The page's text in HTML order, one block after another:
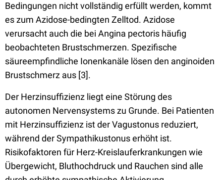
Bedingungen nicht vollständig erfüllt werden, kommt
es zum Azidose-bedingten Zelltod. Azidose
verursacht auch die bei Angina pectoris häufig
beobachteten Brustschmerzen. Spezifische
säureempfindliche Ionenkanäle lösen den anginoiden
Brustschmerz aus [3].
Der Herzinsuffizienz liegt eine Störung des
autonomen Nervensystems zu Grunde. Bei Patienten
mit Herzinsuffizienz ist der Vagustonus reduziert,
während der Sympathikustonus erhöht ist.
Risikofaktoren für Herz-Kreislauferkrankungen wie
Übergewicht, Bluthochdruck und Rauchen sind alle